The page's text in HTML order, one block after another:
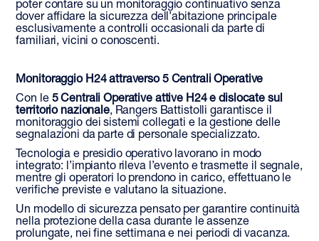
poter contare su un monitoraggio continuativo senza
dover affidare la sicurezza dell’abitazione principale
esclusivamente a controlli occasionali da parte di
familiari, vicini o conoscenti.
Monitoraggio H24 attraverso 5 Centrali Operative
Con le 5 Centrali Operative attive H24 e dislocate sul
territorio nazionale, Rangers Battistolli garantisce il
monitoraggio dei sistemi collegati e la gestione delle
segnalazioni da parte di personale specializzato.
Tecnologia e presidio operativo lavorano in modo
integrato: l’impianto rileva l’evento e trasmette il segnale,
mentre gli operatori lo prendono in carico, effettuano le
verifiche previste e valutano la situazione.
Un modello di sicurezza pensato per garantire continuità
nella protezione della casa durante le assenze
prolungate, nei fine settimana e nei periodi di vacanza.